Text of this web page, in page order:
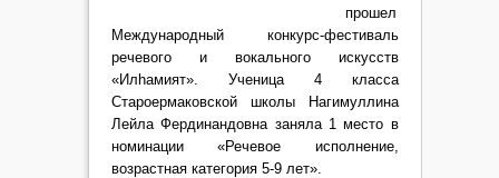
прошел
Международный конкурс-фестиваль
речевого и вокального искусств
«Илhамият». Ученица 4 класса
Староермаковской школы Нагимуллина
Лейла Фердинандовна заняла 1 место в
номинации «Речевое исполнение,
возрастная категория 5-9 лет».